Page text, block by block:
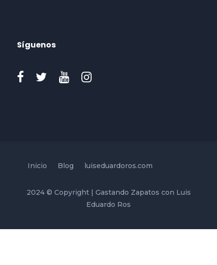
Síguenos
Inicio Blog luiseduardoros.com
2024 © Copyright | Gastando Zapatos con Luis
Eduardo Ros